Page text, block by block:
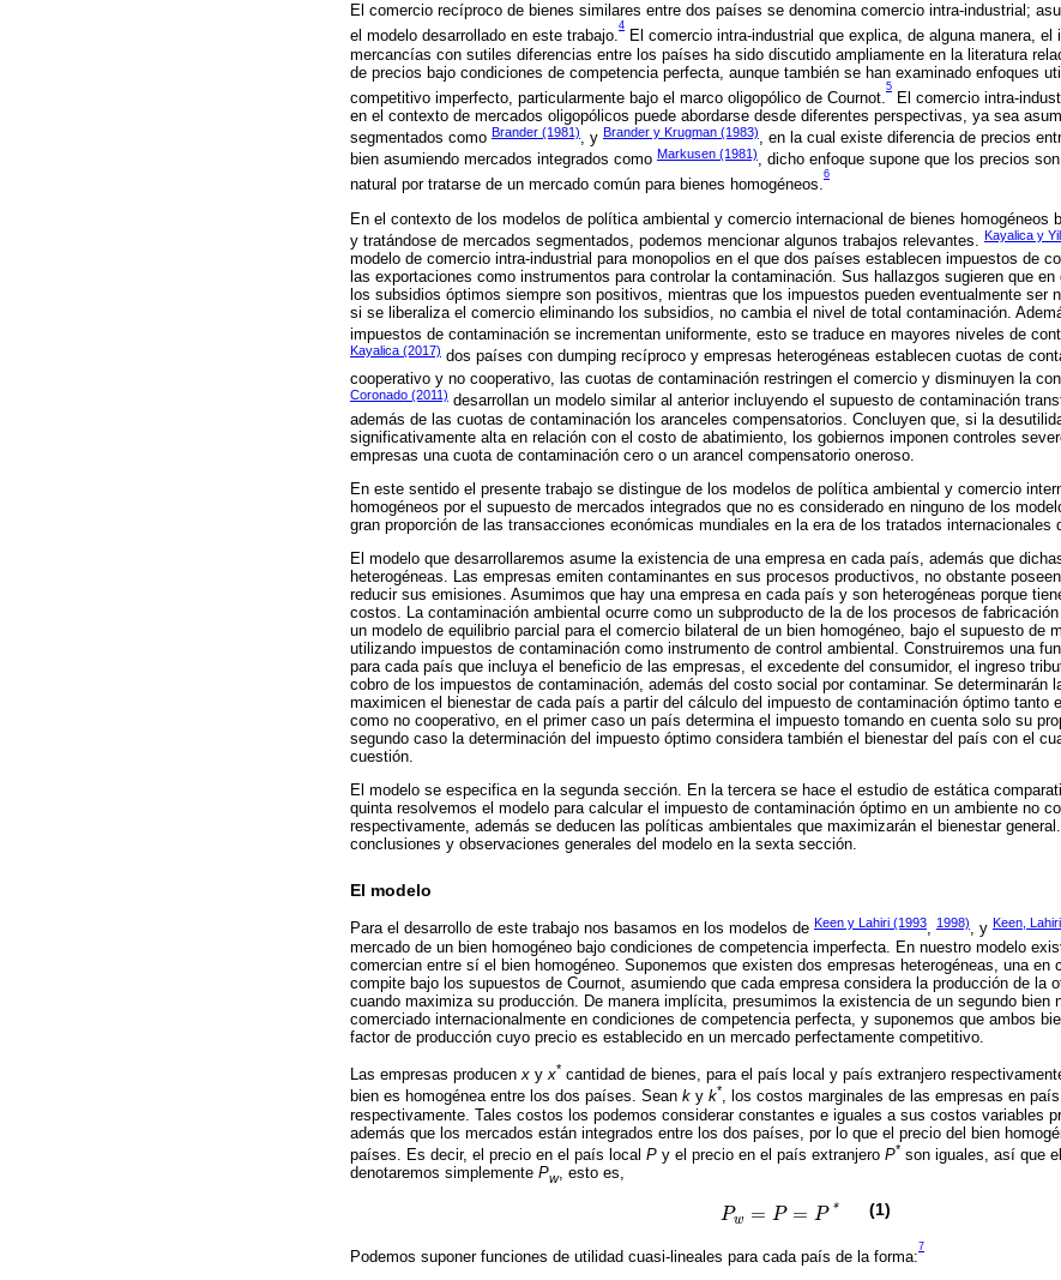
El comercio recíproco de bienes similares entre dos países se denomina comercio intra-industrial;
el modelo desarrollado en este trabajo.
4
El comercio intra-industrial que explica, de alguna manera, el
mercancías con sutiles diferencias entre los países ha sido discutido ampliamente en la literatura
de precios bajo condiciones de competencia perfecta, aunque también se han examinado enfoques
competitivo imperfecto, particularmente bajo el marco oligopólico de Cournot.
5
El comercio intra-
en el contexto de mercados oligopólicos puede abordarse desde diferentes perspectivas, ya sea
segmentados como Brander (1981) , y Brander y Krugman (1983)
, en la cual existe diferencia de precios
bien asumiendo mercados integrados como Markusen (1981), dicho enfoque supone que los precios
natural por tratarse de un mercado común para bienes homogéneos.
6
En el contexto de los modelos de política ambiental y comercio internacional de bienes homogéneos
y tratándose de mercados segmentados, podemos mencionar algunos trabajos relevantes.
Kayalica y
modelo de comercio intra-industrial para monopolios en el que dos países establecen impuestos de
las exportaciones como instrumentos para controlar la contaminación. Sus hallazgos sugieren que
los subsidios óptimos siempre son positivos, mientras que los impuestos pueden eventualmente ser
si se liberaliza el comercio eliminando los subsidios, no cambia el nivel de total contaminación.
impuestos de contaminación se incrementan uniformente, esto se traduce en mayores niveles de
Kayalica (2017) dos países con dumping recíproco y empresas heterogéneas establecen cuotas de
cooperativo y no cooperativo, las cuotas de contaminación restringen el comercio y disminuyen la
Coronado (2011) desarrollan un modelo similar al anterior incluyendo el supuesto de contaminación
además de las cuotas de contaminación los aranceles compensatorios. Concluyen que, si la
significativamente alta en relación con el costo de abatimiento, los gobiernos imponen controles
empresas una cuota de contaminación cero o un arancel compensatorio oneroso.
En este sentido el presente trabajo se distingue de los modelos de política ambiental y comercio
homogéneos por el supuesto de mercados integrados que no es considerado en ninguno de los
gran proporción de las transacciones económicas mundiales en la era de los tratados internacionales
El modelo que desarrollaremos asume la existencia de una empresa en cada país, además que
heterogéneas. Las empresas emiten contaminantes en sus procesos productivos, no obstante
reducir sus emisiones. Asumimos que hay una empresa en cada país y son heterogéneas porque
costos. La contaminación ambiental ocurre como un subproducto de la de los procesos de
un modelo de equilibrio parcial para el comercio bilateral de un bien homogéneo, bajo el supuesto de
utilizando impuestos de contaminación como instrumento de control ambiental. Construiremos una
para cada país que incluya el beneficio de las empresas, el excedente del consumidor, el ingreso
cobro de los impuestos de contaminación, además del costo social por contaminar. Se determinarán
maximicen el bienestar de cada país a partir del cálculo del impuesto de contaminación óptimo tanto
como no cooperativo, en el primer caso un país determina el impuesto tomando en cuenta solo su
segundo caso la determinación del impuesto óptimo considera también el bienestar del país con el
cuestión.
El modelo se especifica en la segunda sección. En la tercera se hace el estudio de estática
quinta resolvemos el modelo para calcular el impuesto de contaminación óptimo en un ambiente no
respectivamente, además se deducen las políticas ambientales que maximizarán el bienestar
conclusiones y observaciones generales del modelo en la sexta sección.
El modelo
Para el desarrollo de este trabajo nos basamos en los modelos de Keen y Lahiri (1993, 1998), y Keen,
mercado de un bien homogéneo bajo condiciones de competencia imperfecta. En nuestro modelo
comercian entre sí el bien homogéneo. Suponemos que existen dos empresas heterogéneas, una en
compite bajo los supuestos de Cournot, asumiendo que cada empresa considera la producción de la
cuando maximiza su producción. De manera implícita, presumimos la existencia de un segundo bien
comerciado internacionalmente en condiciones de competencia perfecta, y suponemos que ambos
factor de producción cuyo precio es establecido en un mercado perfectamente competitivo.
Las empresas producenx yx* cantidad de bienes, para el país local y país extranjero
bien es homogénea entre los dos países. Sean k y k*, los costos marginales de las empresas en
respectivamente. Tales costos los podemos considerar constantes e iguales a sus costos variables
además que los mercados están integrados entre los dos países, por lo que el precio del bien
países. Es decir, el precio en el país local P y el precio en el país extranjero P* son iguales, así que
denotaremos simplemente Pw, esto es,
Pw = P = P *
Pw =P=P* (1)
Podemos suponer funciones de utilidad cuasi-lineales para cada país de la forma:
7